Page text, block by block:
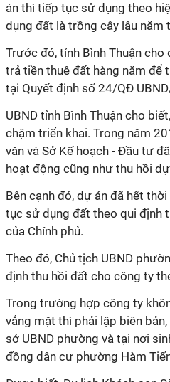
án thì tiếp tục sử dụng theo
dụng đất là trồng cây lâu
Trước đó, tỉnh Bình Thuận cho
trả tiền thuê đất hàng năm để
tại Quyết định số 24/QĐ
UBND tỉnh Bình Thuận cho
chậm triển khai. Trong năm
văn và Sở Kế hoạch - Đầu tư
hoạt động cũng như thu hồi
Bên cạnh đó, dự án đã hết
tục sử dụng đất theo qui định
của Chính phủ.
Theo đó, Chủ tịch UBND
định thu hồi đất cho công ty
Trong trường hợp công ty
vắng mặt thì phải lập biên
sở UBND phường và tại nơi
đồng dân cư phường Hàm